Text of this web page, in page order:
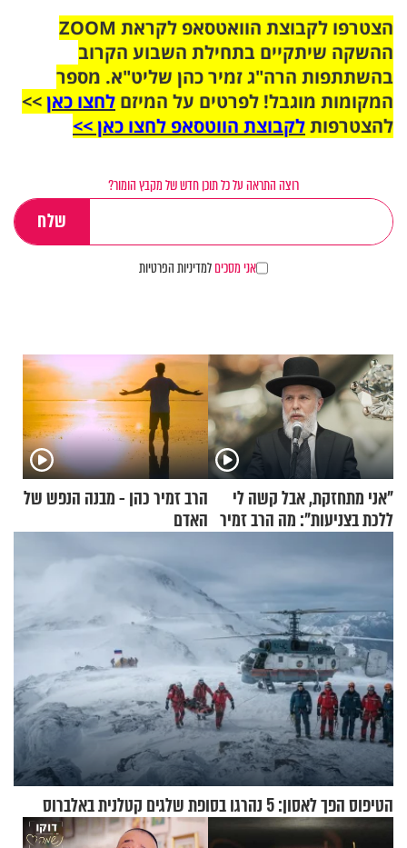
הצטרפו לקבוצת הוואטסאפ לקראת ZOOM
ההשקה שיתקיים בתחילת השבוע הקרוב
בהשתתפות הרה"ג זמיר כהן שליט"א. מספר
המקומות מוגבל! לפרטים על המיזם לחצו כאן>>
להצטרפותלקבוצת הווטסאפ לחצו כאן >>
רוצה התראה על כל תוכן חדש של מקבץ הומור?
אני מסכיםלמדיניות הפרטיות
"אני מתחזקת, אבל קשה לי
ללכת בצניעות": מה הרב זמיר
הרב זמיר כהן - מבנה הנפש של
האדם
הטיפוס הפך לאסון: 5 נהרגו בסופת שלגים קטלנית באלברוס